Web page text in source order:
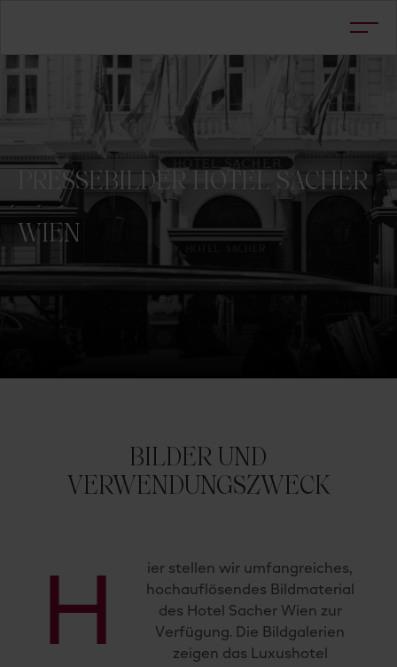
PRESSEBILDER HOTEL SACHER
WIEN
BILDER UND
VERWENDUNGSZWECK
H
ier stellen wir umfangreiches,
hochauflösendes Bildmaterial
des Hotel Sacher Wien zur
Verfügung. Die Bildgalerien
zeigen das Luxushotel